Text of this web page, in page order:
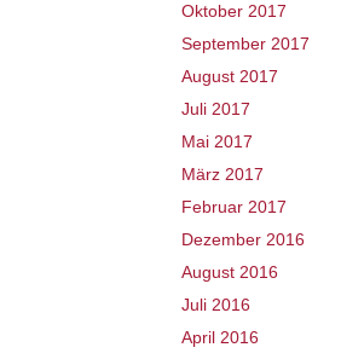
Oktober 2017
September 2017
August 2017
Juli 2017
Mai 2017
März 2017
Februar 2017
Dezember 2016
August 2016
Juli 2016
April 2016